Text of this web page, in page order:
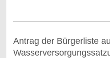
Antrag der Bürgerliste